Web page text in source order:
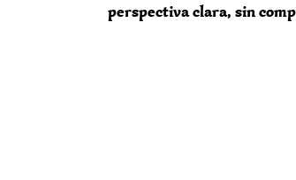
perspectiva clara, sin